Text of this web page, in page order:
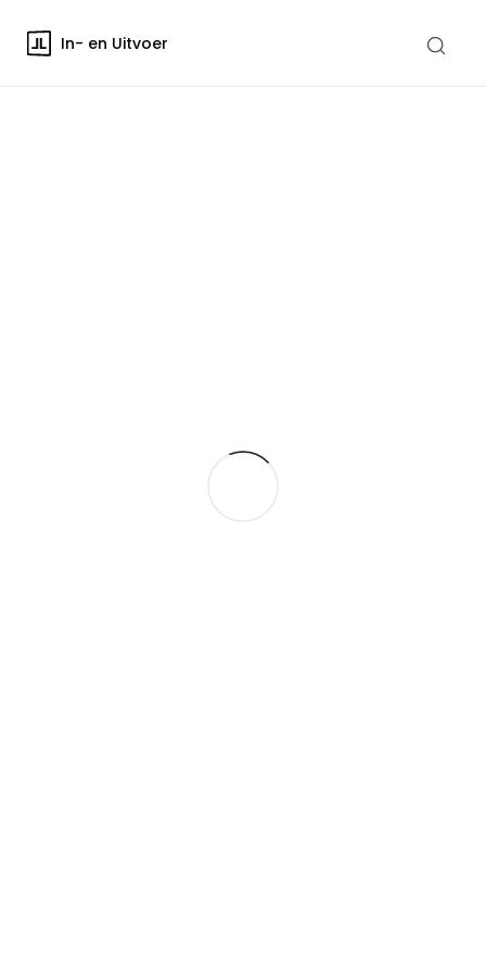
In- en Uitvoer